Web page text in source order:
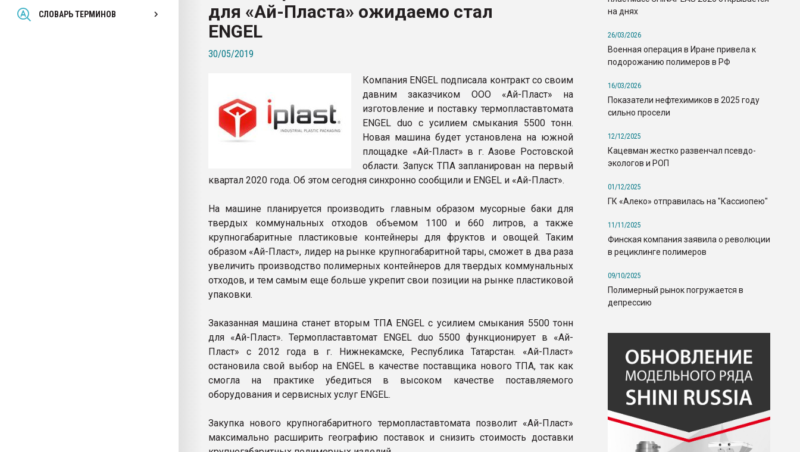
СЛОВАРЬ ТЕРМИНОВ
Всё, что касается выдува ПЭТ
бутылок
ПЕРЕЙТИ НА ФОРУМ
для «Ай-Пласта» ожидаемо стал
ENGEL
30/05/2019
Компания ENGEL подписала контракт со своим
давним заказчиком ООО «Ай-Пласт» на
изготовление и поставку термопластавтомата
ENGEL duo с усилием смыкания 5500 тонн.
Новая машина будет установлена на южной
площадке «Ай-Пласт» в г. Азове Ростовской
области. Запуск ТПА запланирован на первый
квартал 2020 года. Об этом сегодня синхронно сообщили и ENGEL и «Ай-Пласт».
На машине планируется производить главным образом мусорные баки для
твердых коммунальных отходов объемом 1100 и 660 литров, а также
крупногабаритные пластиковые контейнеры для фруктов и овощей. Таким
образом «Ай-Пласт», лидер на рынке крупногабаритной тары, сможет в два раза
увеличить производство полимерных контейнеров для твердых коммунальных
отходов, и тем самым еще больше укрепит свои позиции на рынке пластиковой
упаковки.
Заказанная машина станет вторым ТПА ENGEL с усилием смыкания 5500 тонн
для «Ай-Пласт». Термопластавтомат ENGEL duo 5500 функционирует в «Ай-
Пласт» с 2012 года в г. Нижнекамске, Республика Татарстан. «Ай-Пласт»
остановила свой выбор на ENGEL в качестве поставщика нового ТПА, так как
смогла на практике убедиться в высоком качестве поставляемого
оборудования и сервисных услуг ENGEL.
Закупка нового крупногабаритного термопластавтомата позволит «Ай-Пласт»
максимально расширить географию поставок и снизить стоимость доставки
на днях
26/03/2026
Военная операция в Иране привела к
подорожанию полимеров в РФ
16/03/2026
Показатели нефтехимиков в 2025 году
сильно просели
12/12/2025
Кацевман жестко развенчал псевдо-
экологов и РОП
01/12/2025
ГК «Алеко» отправилась на "Кассиопею"
11/11/2025
Финская компания заявила о революции
в рециклинге полимеров
09/10/2025
Полимерный рынок погружается в
депрессию